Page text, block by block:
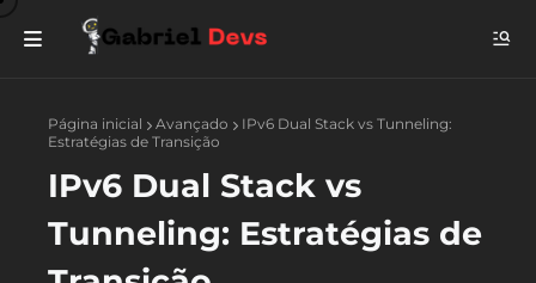
Página inicial Avançado
IPv6 Dual Stack vs Tunneling:
Estratégias de Transição
IPv6 Dual Stack vs
Tunneling: Estratégias de